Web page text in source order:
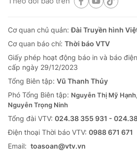
Cơ quan chủ quản:Đài Truyền hình
Cơ quan báo chí: Thời báo VTV
Giấy phép hoạt động báo in và báo
cấp ngày 29/12/2023
Tổng Biên tập: Vũ Thanh Thủy
Phó Tổng Biên tập: Nguyễn Thị Mỹ
Nguyễn Trọng Ninh
Tổng đài VTV: 024.38 355 931 -
Ðiện thoại Thời báo VTV: 0988 671 671
Email: toasoan@vtv.vn